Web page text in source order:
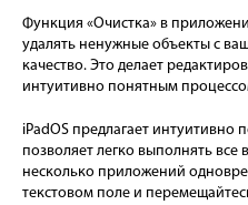
Функция «Очистка» в
удалять ненужные объекты с
качество. Это делает
интуитивно понятным
iPadOS предлагает
позволяет легко выполнять все
несколько приложений
текстовом поле и